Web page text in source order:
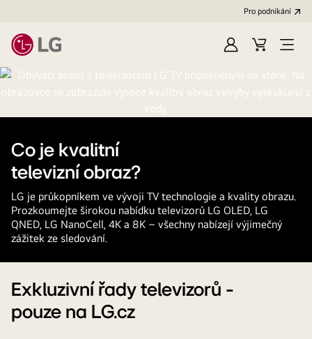
Pro podnikání
Přihlásit
se
Váš
Open
Co je kvalitní
televizní obraz?
LG je průkopníkem ve vývoji TV technologie a kvality obrazu.
Prozkoumejte širokou nabídku televizorů LG OLED, LG
QNED, LG NanoCell, 4K a 8K – všechny nabízejí výjimečný
zážitek ze sledování.
Exkluzivní řady televizorů -
pouze na LG.cz